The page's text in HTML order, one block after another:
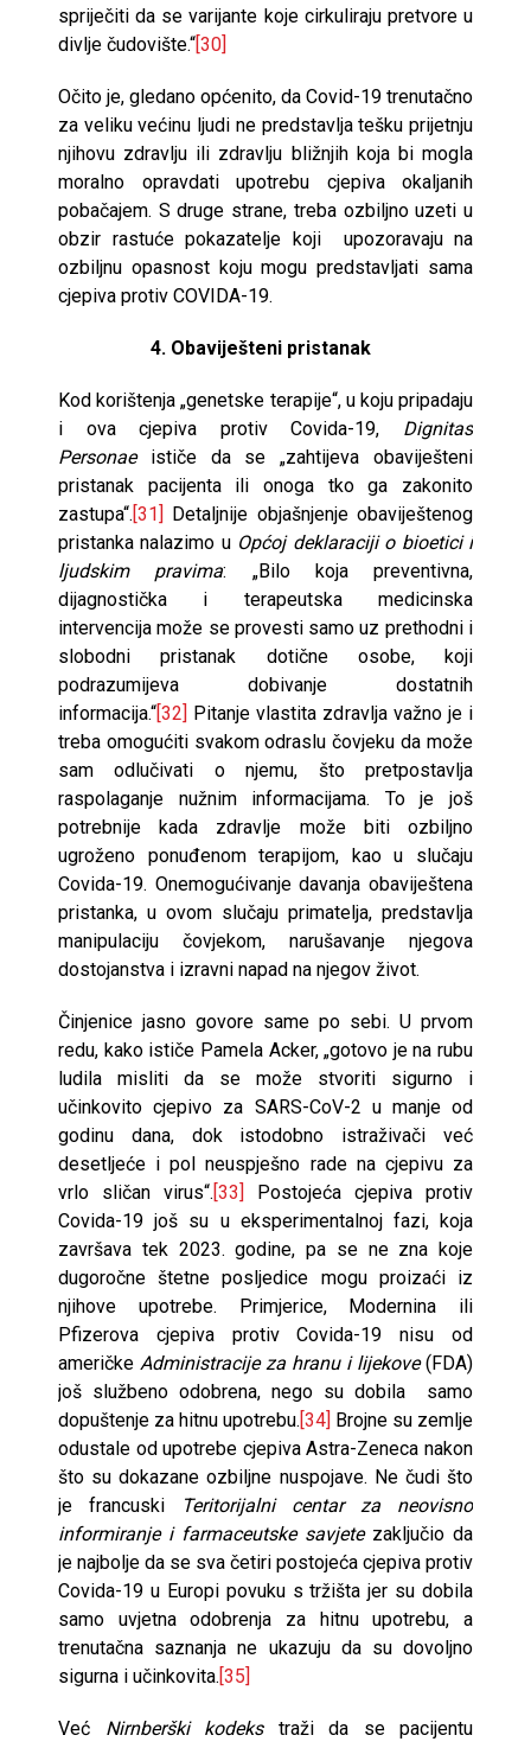
spriječiti da se varijante koje cirkuliraju pretvore u
divlje čudovište.“[30]
Očito je, gledano općenito, da Covid-19 trenutačno
za veliku većinu ljudi ne predstavlja tešku prijetnju
njihovu zdravlju ili zdravlju bližnjih koja bi mogla
moralno opravdati upotrebu cjepiva okaljanih
pobačajem. S druge strane, treba ozbiljno uzeti u
obzir rastuće pokazatelje koji upozoravaju na
ozbiljnu opasnost koju mogu predstavljati sama
cjepiva protiv COVIDA-19.
4. Obaviješteni pristanak
Kod korištenja „genetske terapije“, u koju pripadaju
i ova cjepiva protiv Covida-19, Dignitas
Personaeističe da se „zahtijeva obaviješteni
pristanak pacijenta ili onoga tko ga zakonito
zastupa“.[31] Detaljnije objašnjenje obaviještenog
pristanka nalazimo u Općoj deklaraciji o bioetici i
ljudskim pravima: „Bilo koja preventivna,
dijagnostička i terapeutska medicinska
intervencija može se provesti samo uz prethodni i
slobodni pristanak dotične osobe, koji
podrazumijeva dobivanje dostatnih
informacija.“[32] Pitanje vlastita zdravlja važno je i
treba omogućiti svakom odraslu čovjeku da može
sam odlučivati o njemu, što pretpostavlja
raspolaganje nužnim informacijama. To je još
potrebnije kada zdravlje može biti ozbiljno
ugroženo ponuđenom terapijom, kao u slučaju
Covida-19. Onemogućivanje davanja obaviještena
pristanka, u ovom slučaju primatelja, predstavlja
manipulaciju čovjekom, narušavanje njegova
dostojanstva i izravni napad na njegov život.
Činjenice jasno govore same po sebi. U prvom
redu, kako ističe Pamela Acker, „gotovo je na rubu
ludila misliti da se može stvoriti sigurno i
učinkovito cjepivo za SARS-CoV-2 u manje od
godinu dana, dok istodobno istraživači već
desetljeće i pol neuspješno rade na cjepivu za
vrlo sličan virus“.[33]
Postojeća cjepiva protiv
Covida-19 još su u eksperimentalnoj fazi, koja
završava tek 2023. godine, pa se ne zna koje
dugoročne štetne posljedice mogu proizaći iz
njihove upotrebe. Primjerice, Modernina ili
Pfizerova cjepiva protiv Covida-19 nisu od
američke Administracije za hranu i lijekove(FDA)
još službeno odobrena, nego su dobila samo
dopuštenje za hitnu upotrebu.[34] Brojne su zemlje
odustale od upotrebe cjepiva Astra-Zeneca nakon
što su dokazane ozbiljne nuspojave. Ne čudi što
je francuski
Teritorijalni centar za neovisno
informiranje i farmaceutske savjete zaključio da
je najbolje da se sva četiri postojeća cjepiva protiv
Covida-19 u Europi povuku s tržišta jer su dobila
samo uvjetna odobrenja za hitnu upotrebu, a
trenutačna saznanja ne ukazuju da su dovoljno
sigurna i učinkovita.[35]
Već Nirnberški kodekstraži da se pacijentu